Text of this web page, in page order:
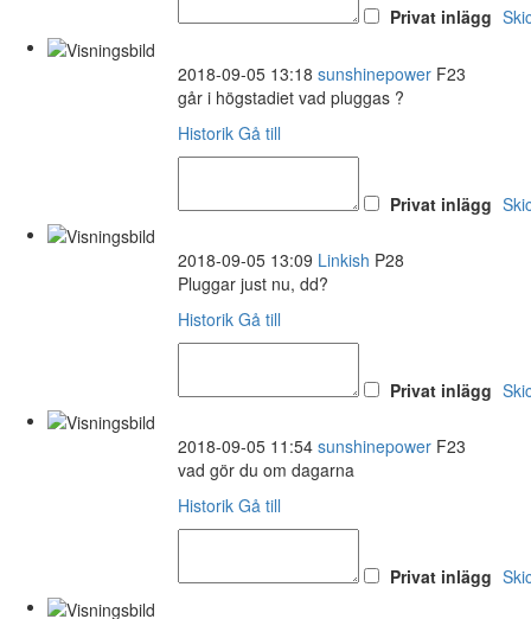
Privat inlägg
2018-09-05 13:18 sunshinepower F23
går i högstadiet vad pluggas ?
Historik Gå till
Privat inlägg
2018-09-05 13:09 Linkish P28
Pluggar just nu, dd?
Historik Gå till
Privat inlägg
2018-09-05 11:54 sunshinepower F23
vad gör du om dagarna
Historik Gå till
Privat inlägg